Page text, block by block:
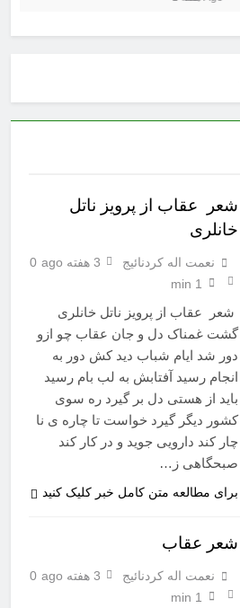
شعر عقاب از پرویز ناتل
خانلری
نعمت اله کردنائیج 3 هفته ago
0
1 min
شعر عقاب از پرویز ناتل خانلری
گشت غمناک دل و جان عقاب چو ازو
دور شد ایام شباب دید کش دور به
انجام رسید آفتابش به لب بام رسید
باید از هستی دل بر گیرد ره سوی
کشور دیگر گیرد خواست تا چاره ی نا
چار کند دارویی جوید و در کار کند
صبحگاهی ز…
برای مطالعه متن کامل خبر کلیک کنید
شعر عقاب
نعمت اله کردنائیج 3 هفته ago
0
1 min